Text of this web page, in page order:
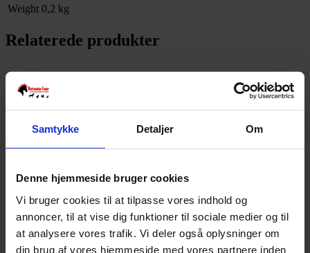
Samtykke Detaljer Om
Denne hjemmeside bruger cookies
Vi bruger cookies til at tilpasse vores indhold og
annoncer, til at vise dig funktioner til sociale medier og til
at analysere vores trafik. Vi deler også oplysninger om
din brug af vores hjemmeside med vores partnere inden
Weight 0,2 kg
Relaterede produkter